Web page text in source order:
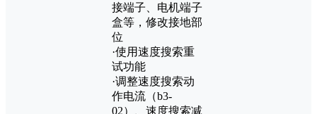
接端子、电机端子
盒等，修改接地部
位
·使用速度搜索重
试功能
·调整速度搜索动
作电流（b3-
02）、速度搜索减